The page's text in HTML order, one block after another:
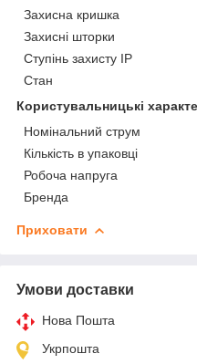
Захисна кришка
Захисні шторки
Ступінь захисту IP
Стан
Користувальницькі
Номінальний струм
Кількість в упаковці
Робоча напруга
Бренда
Приховати
Умови доставки
Нова Пошта
Укрпошта